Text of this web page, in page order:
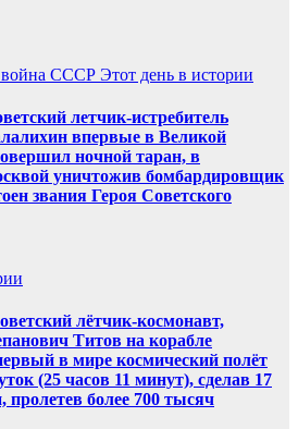
СССР Этот день в истории
летчик-истребитель
впервые в Великой
ночной таран, в
уничтожив бомбардировщик
звания Героя Советского
лётчик-космонавт,
Титов на корабле
в мире космический полёт
(25 часов 11 минут), сделав 17
пролетев более 700 тысяч